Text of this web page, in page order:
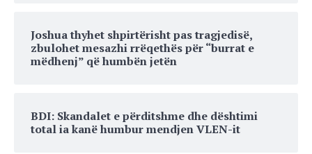
Joshua thyhet shpirtërisht pas tragjedisë,
zbulohet mesazhi rrëqethës për “burrat e
mëdhenj” që humbën jetën
BDI: Skandalet e përditshme dhe dështimi
total ia kanë humbur mendjen VLEN-it